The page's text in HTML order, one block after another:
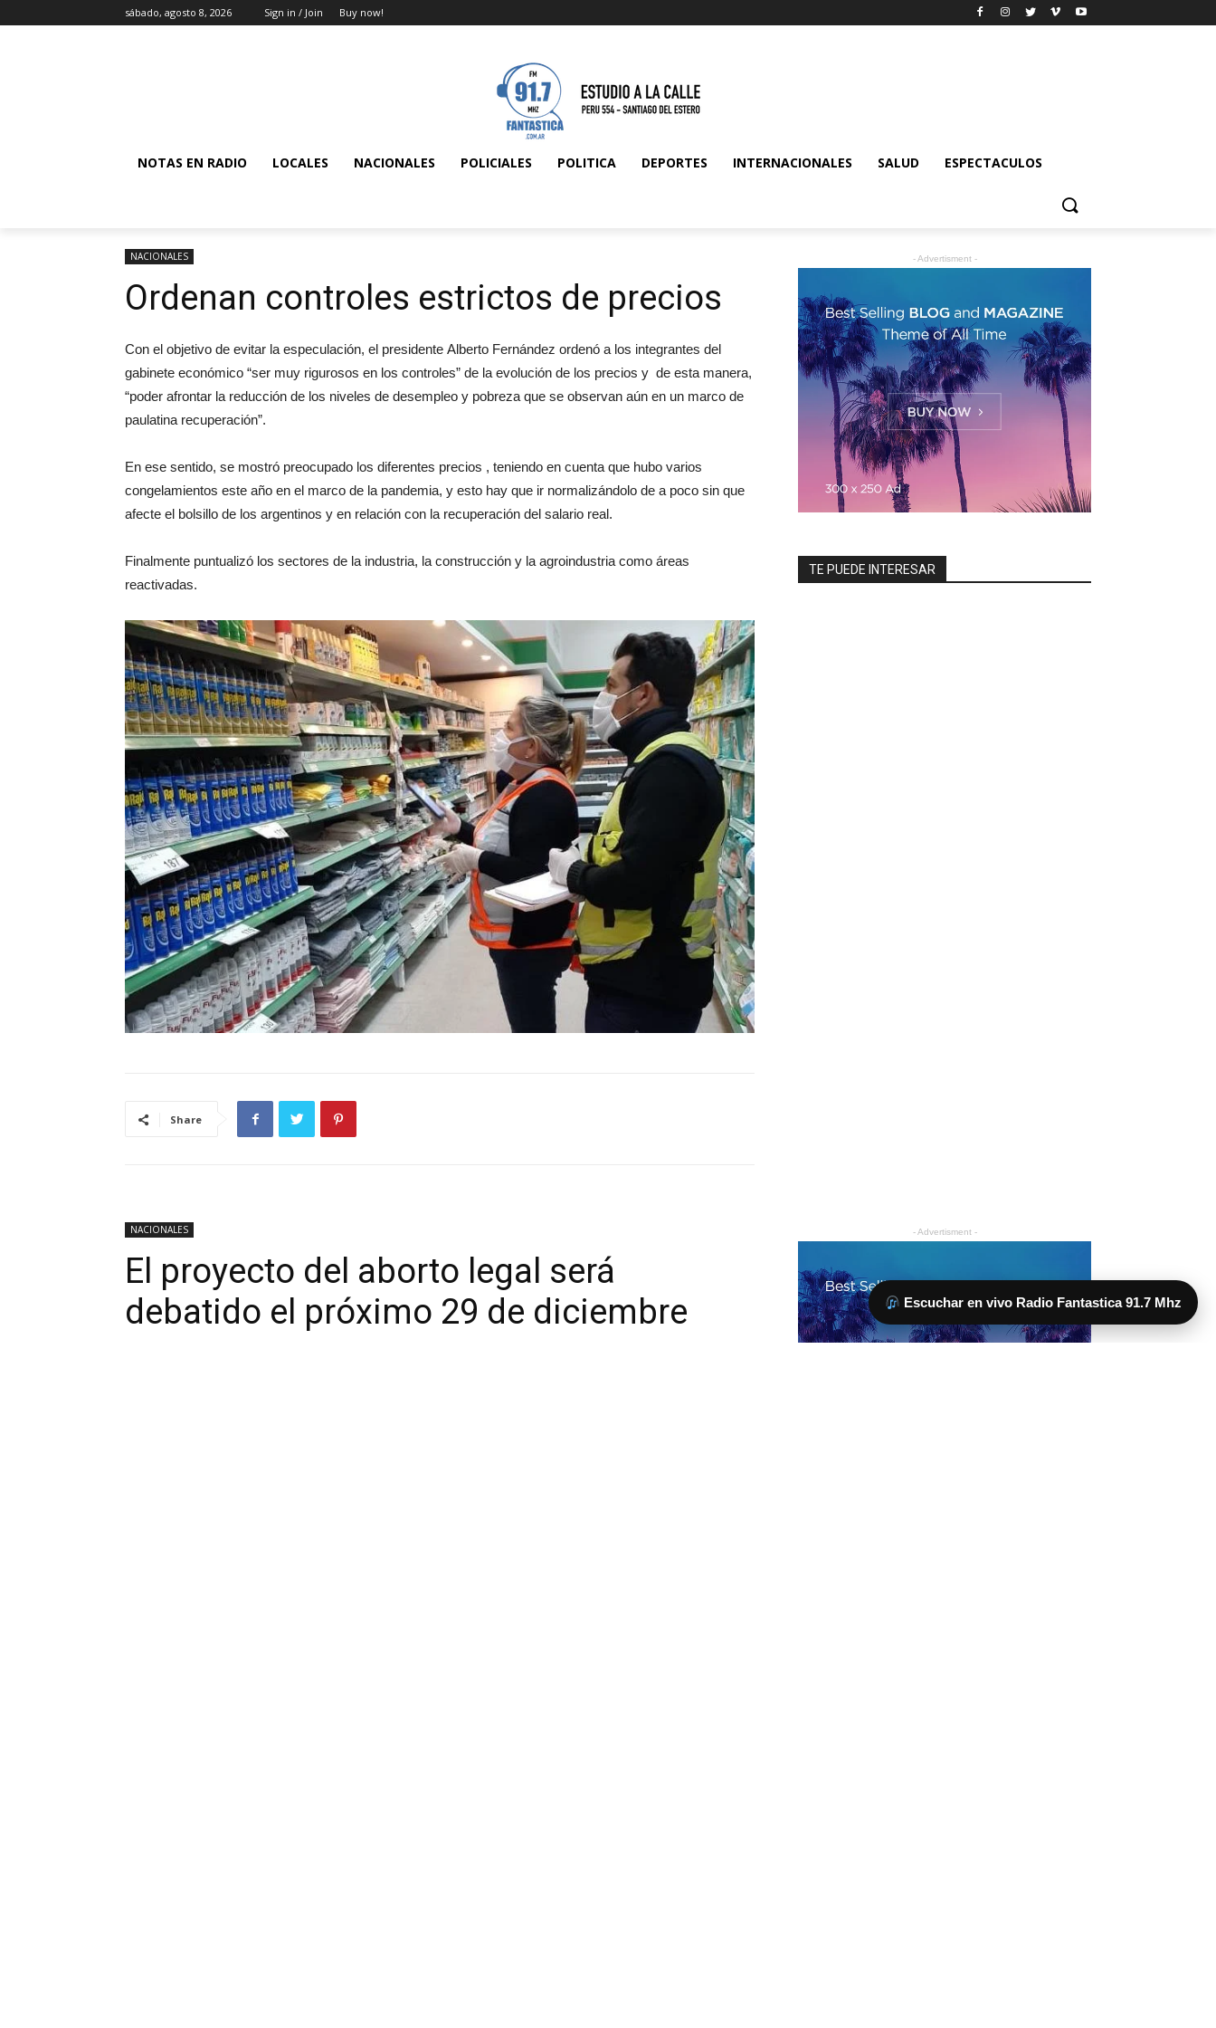
Escuchar en vivo Radio Fantastica 91.7 Mhz
sábado, agosto 8, 2026 Sign in / Join Buy now!
NOTAS EN RADIO LOCALES NACIONALES POLICIALES POLITICA DEPORTES INTERNACIONALES SALUD ESPECTACULOS
NACIONALES
Ordenan controles estrictos de precios
Con el objetivo de evitar la especulación, el presidente Alberto Fernández ordenó a los integrantes del
gabinete económico “ser muy rigurosos en los controles” de la evolución de los precios y de esta manera,
“poder afrontar la reducción de los niveles de desempleo y pobreza que se observan aún en un marco de
paulatina recuperación”.
En ese sentido, se mostró preocupado los diferentes precios , teniendo en cuenta que hubo varios
congelamientos este año en el marco de la pandemia, y esto hay que ir normalizándolo de a poco sin que
afecte el bolsillo de los argentinos y en relación con la recuperación del salario real.
Finalmente puntualizó los sectores de la industria, la construcción y la agroindustria como áreas
reactivadas.
Share
- Advertisment -
TE PUEDE INTERESAR